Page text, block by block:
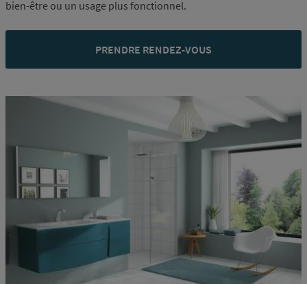
bien-être ou un usage plus fonctionnel.
PRENDRE RENDEZ-VOUS